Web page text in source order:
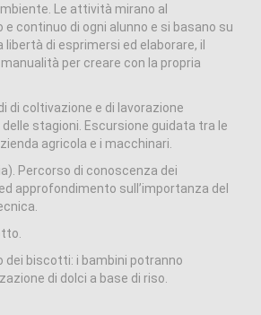
Le attività mirano al
continuo di ogni alunno e si basano su
di esprimersi ed elaborare, il
per creare con la propria
di coltivazione e di lavorazione
stagioni. Escursione guidata tra le
agricola e i macchinari.
Percorso di conoscenza dei
approfondimento sull’importanza del
dei biscotti: i bambini potranno
di dolci a base di riso.